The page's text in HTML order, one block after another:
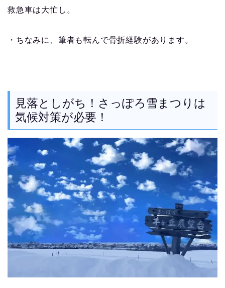
救急車は大忙し。
・ちなみに、筆者も転んで骨折経験があります。
見落としがち！さっぽろ雪まつりは
気候対策が必要！